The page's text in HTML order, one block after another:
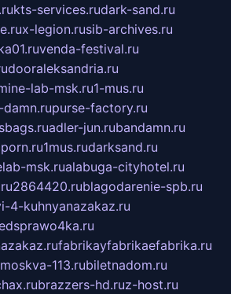
kts-services.rudark-sand.ru
x-legion.rusib-archives.ru
venda-festival.ru
dooraleksandria.ru
lab-msk.ru1-mus.ru
damn.rupurse-factory.ru
adler-jun.rubandamn.ru
1mus.rudarksand.ru
msk.rualabuga-cityhotel.ru
2864420.rublagodarenie-spb.ru
4-kuhnyanazakaz.ru
fabrikayfabrikaefabrika.ru
113.rubiletnadom.ru
brazzers-hd.ruz-host.ru